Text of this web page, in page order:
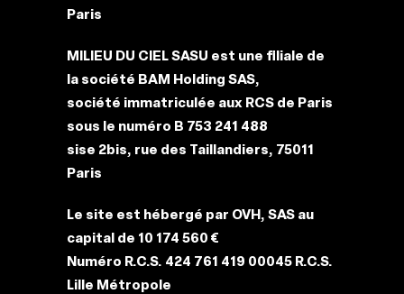
Paris
MILIEU DU CIEL SASU est une filiale de
la société BAM Holding SAS,
société immatriculée aux RCS de Paris
sous le numéro B 753 241 488
sise 2bis, rue des Taillandiers, 75011
Paris
Le site est hébergé par OVH, SAS au
capital de 10 174 560 €
Numéro R.C.S. 424 761 419 00045 R.C.S.
Lille Métropole